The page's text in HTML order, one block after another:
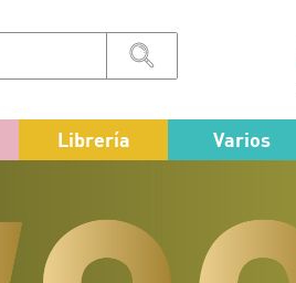
Librería Varios